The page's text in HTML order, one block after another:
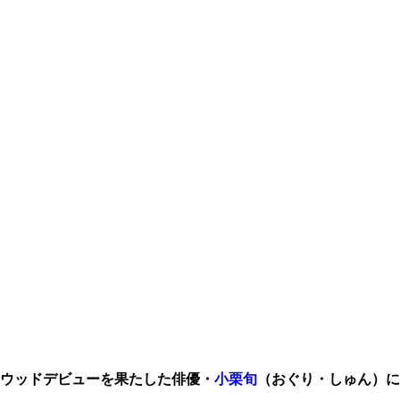
ッドデビューを果たした俳優・ 小栗旬 （おぐり・しゅん）に